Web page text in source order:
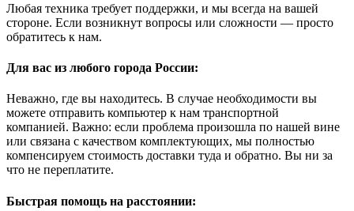
Любая техника требует поддержки, и мы всегда на вашей
стороне. Если возникнут вопросы или сложности — просто
обратитесь к нам.
Для вас из любого города России:
Неважно, где вы находитесь. В случае необходимости вы
можете отправить компьютер к нам транспортной
компанией. Важно: если проблема произошла по нашей вине
или связана с качеством комплектующих, мы полностью
компенсируем стоимость доставки туда и обратно. Вы ни за
что не переплатите.
Быстрая помощь на расстоянии: